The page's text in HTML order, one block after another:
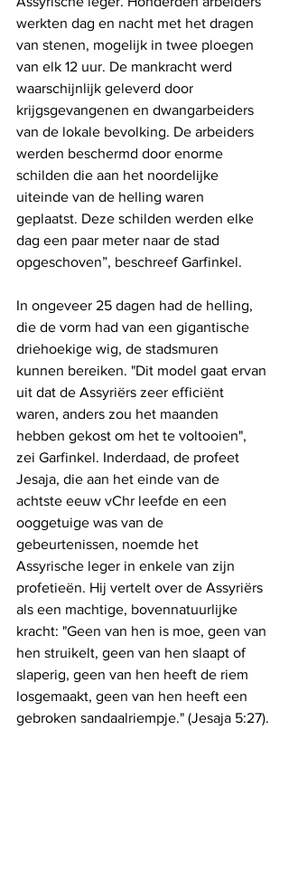
werkten dag en nacht met het dragen
van stenen, mogelijk in twee ploegen
van elk 12 uur. De mankracht werd
waarschijnlijk geleverd door
krijgsgevangenen en dwangarbeiders
van de lokale bevolking. De arbeiders
werden beschermd door enorme
schilden die aan het noordelijke
uiteinde van de helling waren
geplaatst. Deze schilden werden elke
dag een paar meter naar de stad
opgeschoven”, beschreef Garfinkel.
In ongeveer 25 dagen had de helling,
die de vorm had van een gigantische
driehoekige wig, de stadsmuren
kunnen bereiken. "Dit model gaat ervan
uit dat de Assyriërs zeer efficiënt
waren, anders zou het maanden
hebben gekost om het te voltooien",
zei Garfinkel. Inderdaad, de profeet
Jesaja, die aan het einde van de
achtste eeuw vChr leefde en een
ooggetuige was van de
gebeurtenissen, noemde het
Assyrische leger in enkele van zijn
profetieën. Hij vertelt over de Assyriërs
als een machtige, bovennatuurlijke
kracht: "Geen van hen is moe, geen van
hen struikelt, geen van hen slaapt of
slaperig, geen van hen heeft de riem
losgemaakt, geen van hen heeft een
gebroken sandaalriempje." (Jesaja 5:27).